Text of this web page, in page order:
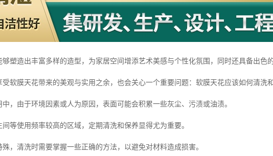
塑造出丰富多样的造型，为家居空间增添艺术美感与个性化氛围，同时还具备出色
软膜天花带来的美观与实用之余，也会关心一个重要问题：软膜天花应该如何清洗和
，由于环境因素或人为原因，表面可能会积累一些灰尘、污渍或油渍。
等使用频率较高的区域，定期清洗和保养显得尤为重要。
，清洗时需要掌握一些正确的方法，以避免对材料造成损害。